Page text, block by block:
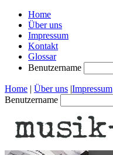
Home
Über uns
Impressum
Kontakt
Glossar
Benutzername
Home | Über uns |Impressum
Benutzername